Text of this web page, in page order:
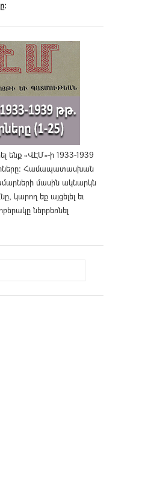
ենք «ՎԷՄ»-ի 1933-1939
Համապատասխան
մասին ակնարկն
կարող եք այցելել եւ
ներբեռնել